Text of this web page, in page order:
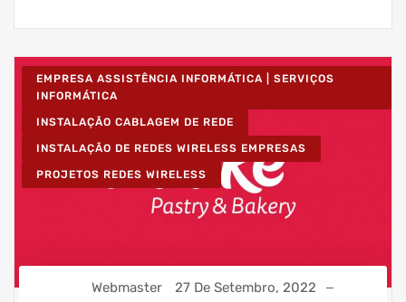
EMPRESA ASSISTÊNCIA INFORMÁTICA | SERVIÇOS
INFORMÁTICA
INSTALAÇÃO CABLAGEM DE REDE
INSTALAÇÃO DE REDES WIRELESS EMPRESAS
PROJETOS REDES WIRELESS
Webmaster 27 De Setembro, 2022